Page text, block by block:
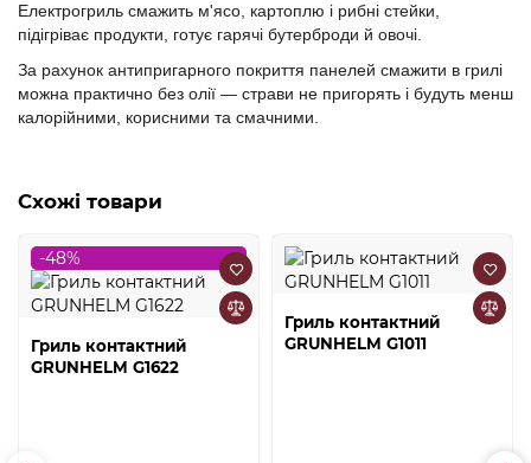
Електрогриль смажить м'ясо, картоплю і рибні стейки,
підігріває продукти, готує гарячі бутерброди й овочі.
За рахунок антипригарного покриття панелей смажити в грилі
можна практично без олії — страви не пригорять і будуть менш
калорійними, корисними та смачними.
Схожі товари
-48%
Гриль контактний
GRUNHELM G1622
Гриль контактний
GRUNHELM G1011